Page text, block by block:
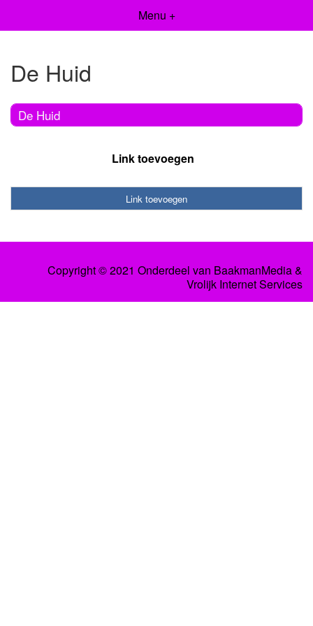
Menu +
De Huid
De Huid
Link toevoegen
Link toevoegen
Copyright © 2021 Onderdeel van BaakmanMedia&
Vrolijk Internet Services